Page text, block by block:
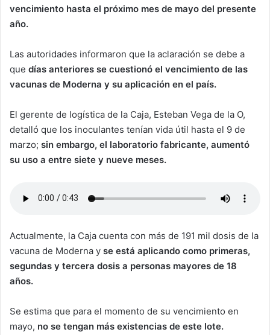
vencimiento hasta el próximo mes de mayo del presente
año.
Las autoridades informaron que la aclaración se debe a
que días anteriores se cuestionó el vencimiento de las
vacunas de Moderna y su aplicación en el país.
El gerente de logística de la Caja, Esteban Vega de la O,
detalló que los inoculantes tenían vida útil hasta el 9 de
marzo; sin embargo, el laboratorio fabricante, aumentó
su uso a entre siete y nueve meses.
Actualmente, la Caja cuenta con más de 191 mil dosis de la
vacuna de Moderna y se está aplicando como primeras,
segundas y tercera dosis a personas mayores de 18
años.
Se estima que para el momento de su vencimiento en
mayo, no se tengan más existencias de este lote.